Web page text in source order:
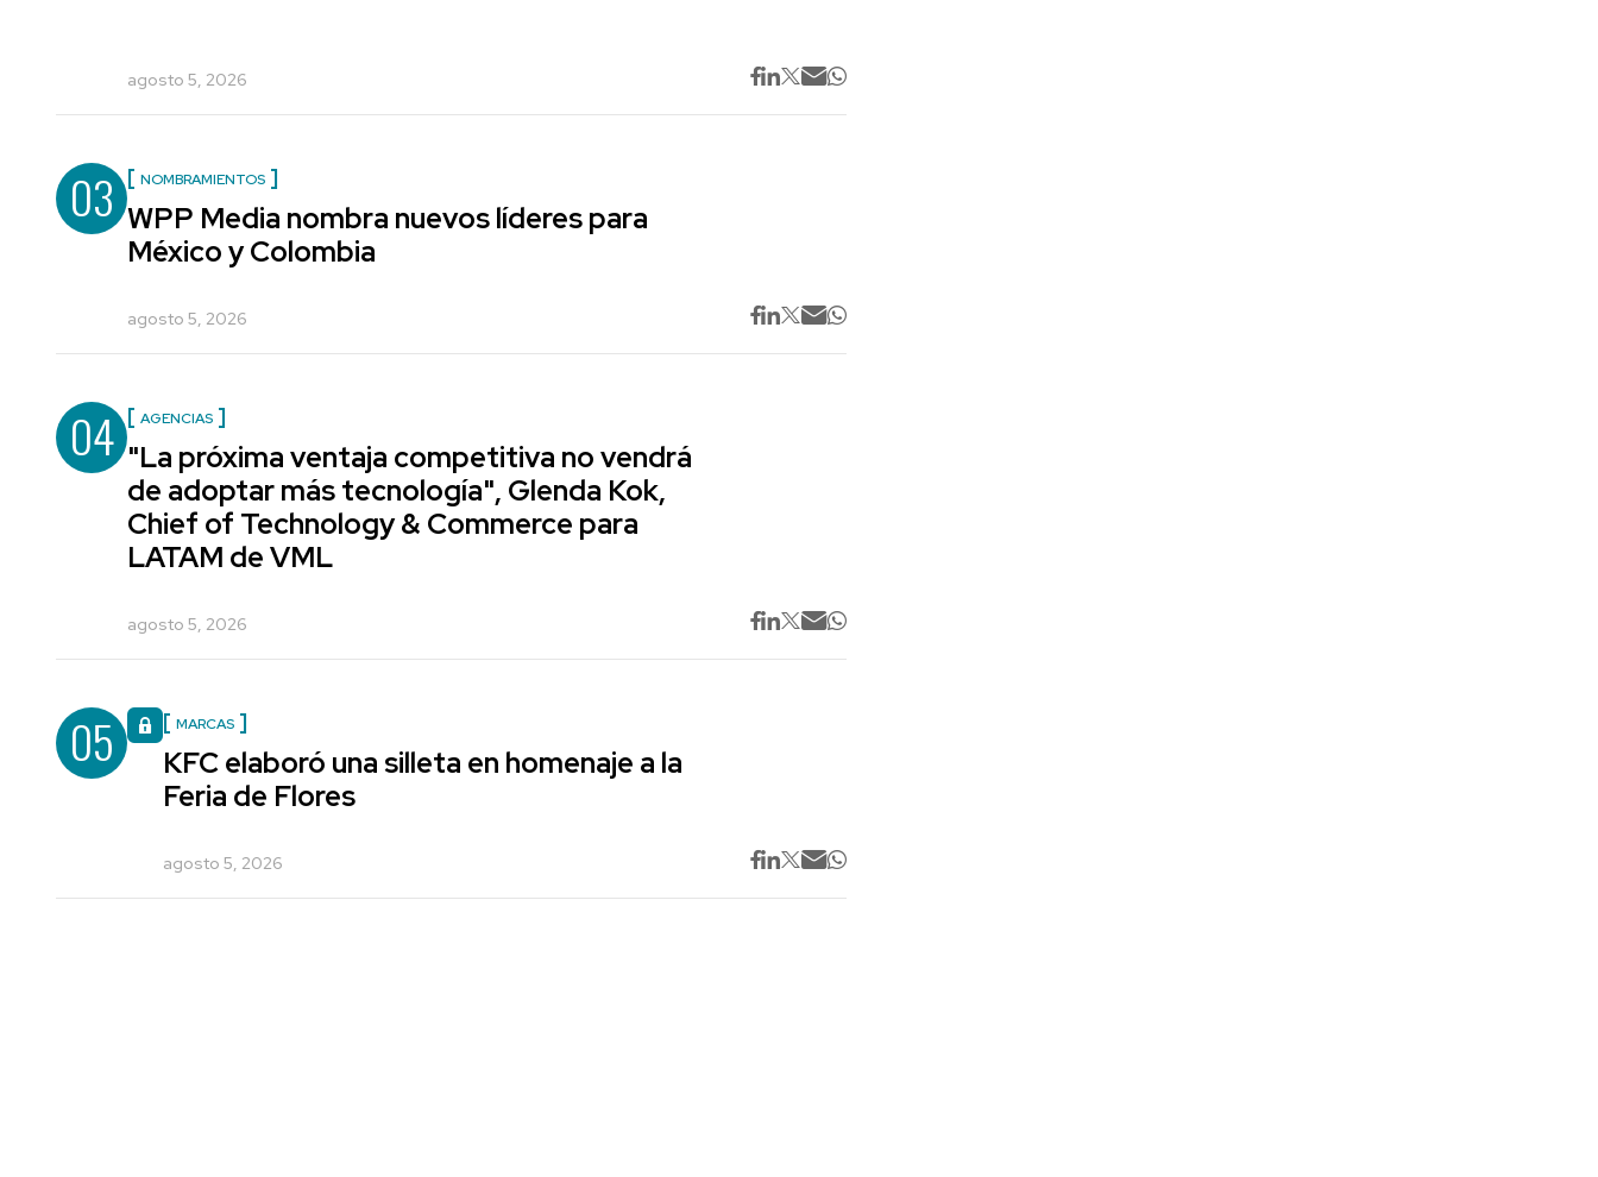
agosto 5, 2026
03 NOMBRAMIENTOS
WPP Media nombra nuevos líderes para
México y Colombia
agosto 5, 2026
04 AGENCIAS
"La próxima ventaja competitiva no vendrá
de adoptar más tecnología", Glenda Kok,
Chief of Technology & Commerce para
LATAM de VML
agosto 5, 2026
05 MARCAS
KFC elaboró una silleta en homenaje a la
Feria de Flores
agosto 5, 2026